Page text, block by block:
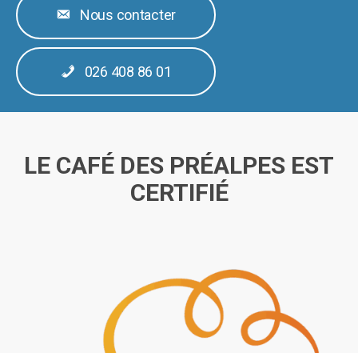
Nous contacter
026 408 86 01
LE CAFÉ DES PRÉALPES EST
CERTIFIÉ